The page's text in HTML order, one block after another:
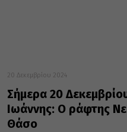
20 Δεκεμβρίου 2024
Σήμερα 20
Ιωάννης: Ο ράφτης
Θάσο